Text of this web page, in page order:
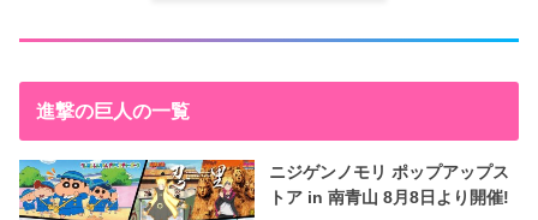
進撃の巨人の一覧
ニジゲンノモリ ポップアップス
トア in 南青山 8月8日より開催!